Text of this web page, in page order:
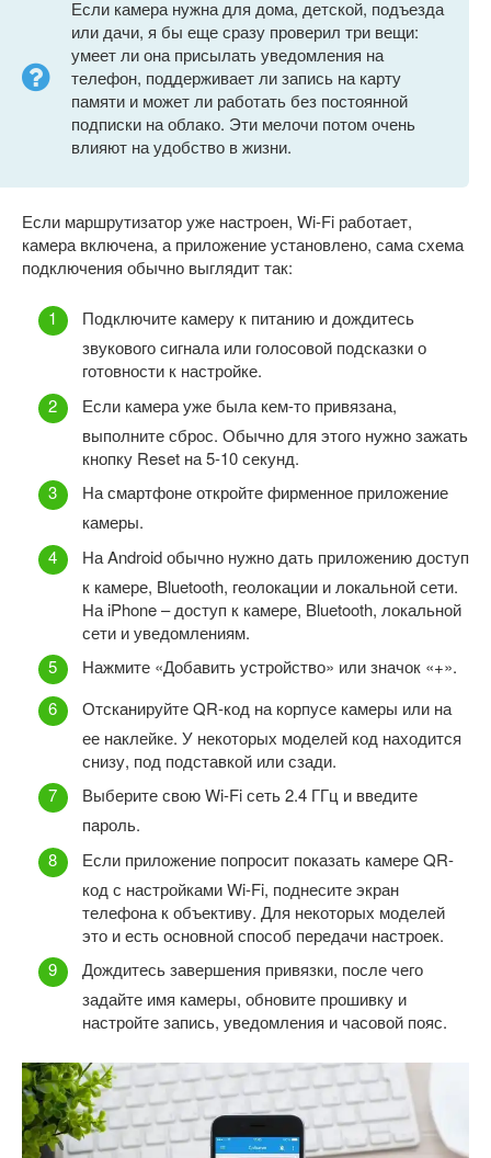
Если камера нужна для дома, детской, подъезда
или дачи, я бы еще сразу проверил три вещи:
умеет ли она присылать уведомления на
телефон, поддерживает ли запись на карту
памяти и может ли работать без постоянной
подписки на облако. Эти мелочи потом очень
влияют на удобство в жизни.
Если маршрутизатор уже настроен, Wi-Fi работает,
камера включена, а приложение установлено, сама схема
подключения обычно выглядит так:
Подключите камеру к питанию и дождитесь
звукового сигнала или голосовой подсказки о
готовности к настройке.
Если камера уже была кем-то привязана,
выполните сброс. Обычно для этого нужно зажать
кнопку Reset на 5-10 секунд.
На смартфоне откройте фирменное приложение
камеры.
На Android обычно нужно дать приложению доступ
к камере, Bluetooth, геолокации и локальной сети.
На iPhone – доступ к камере, Bluetooth, локальной
сети и уведомлениям.
Нажмите «Добавить устройство» или значок «+».
Отсканируйте QR-код на корпусе камеры или на
ее наклейке. У некоторых моделей код находится
снизу, под подставкой или сзади.
Выберите свою Wi-Fi сеть 2.4 ГГц и введите
пароль.
Если приложение попросит показать камере QR-
код с настройками Wi-Fi, поднесите экран
телефона к объективу. Для некоторых моделей
это и есть основной способ передачи настроек.
Дождитесь завершения привязки, после чего
задайте имя камеры, обновите прошивку и
настройте запись, уведомления и часовой пояс.